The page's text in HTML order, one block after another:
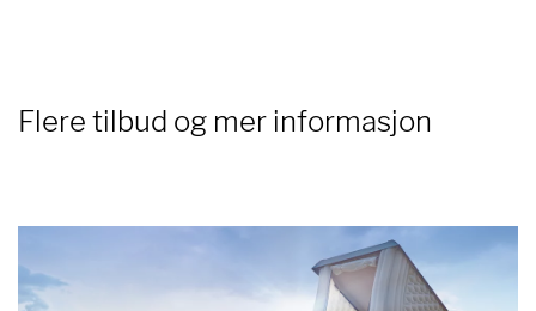
Flere tilbud og mer informasjon